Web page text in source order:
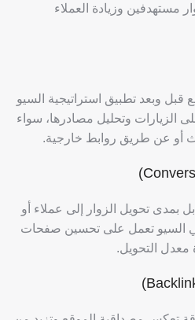
مستهدفين وزيادة العملاء
قبل وبعد تطبيق استراتيجية السيو
الزيارات وتحليل مصادرها، سواء
أو عن طريق روابط خارجية.
بمدى تحويل الزوار إلى عملاء أو
السيو تعمل على تحسين صفحات
معدل التحويل.